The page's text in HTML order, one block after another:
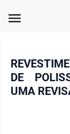
menu
DE
UMA